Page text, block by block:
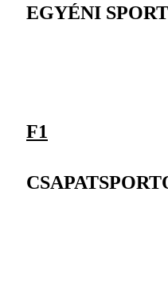
EGYÉNI
F1